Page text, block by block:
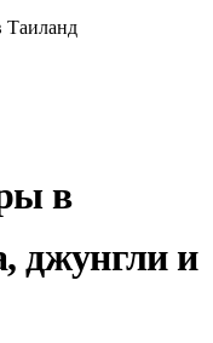
Таиланд
в
джунгли и